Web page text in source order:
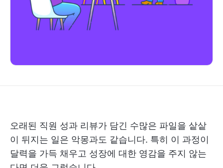
오래된 직원 성과 리뷰가 담긴 수많은 파일을 샅샅
이 뒤지는 일은 악몽과도 같습니다. 특히 이 과정이
달력을 가득 채우고 성장에 대한 영감을 주지 않는